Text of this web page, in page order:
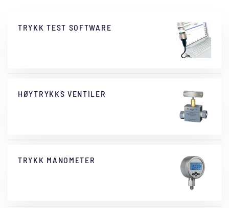
TRYKK TEST SOFTWARE
HØYTRYKKS VENTILER
TRYKK MANOMETER